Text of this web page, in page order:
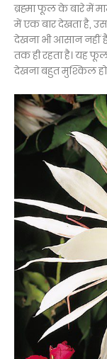
ब्रह्मा फूल के बारे में
में एक बार देखता है,
देखना भी आसान नहीं
तक ही रहता है। यह
देखना बहुत मुश्किल हो